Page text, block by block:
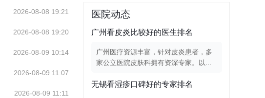
2026-08-08 19:21
2026-08-08 19:20
2026-08-09 10:14
2026-08-09 11:07
2026-08-09 11:11
医院动态
广州看皮炎比较好的医生排名
广州医疗资源丰富，针对皮炎患者，多
家公立医院皮肤科拥有资深专家。以...
无锡看湿疹口碑好的专家排名